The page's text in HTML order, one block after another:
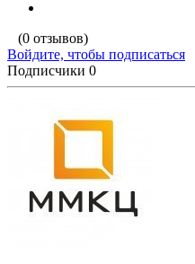
(0 отзывов)
Войдите, чтобы подписаться
Подписчики 0